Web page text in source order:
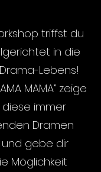
triffst du
in die
Lebens!
MAMA” zeige
diese immer
Dramen
gebe dir
Möglichkeit